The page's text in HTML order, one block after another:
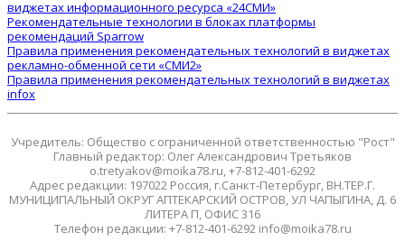
виджетах информационного ресурса «24СМИ»
Рекомендательные технологии в блоках платформы
рекомендаций Sparrow
Правила применения рекомендательных технологий в виджетах
рекламно-обменной сети «СМИ2»
Правила применения рекомендательных технологий в виджетах
infox
Учредитель: Общество с ограниченной ответственностью "Рост"
Главный редактор: Олег Александрович Третьяков
o.tretyakov@moika78.ru, +7-812-401-6292
Адрес редакции: 197022 Россия, г.Санкт-Петербург, ВН.ТЕР.Г.
МУНИЦИПАЛЬНЫЙ ОКРУГ АПТЕКАРСКИЙ ОСТРОВ, УЛ ЧАПЫГИНА, Д. 6
ЛИТЕРА П, ОФИС 316
Телефон редакции: +7-812-401-6292 info@moika78.ru